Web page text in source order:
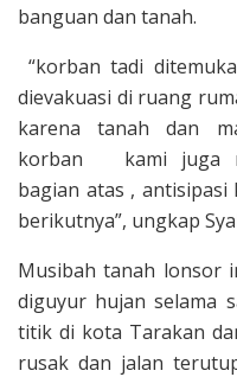
banguan dan tanah.
“korban tadi
dievakuasi di ruang
karena tanah dan
korban kami juga
bagian atas ,
berikutnya”, ungkap
Musibah tanah lonsor
diguyur hujan selama
titik di kota Tarakan
rusak dan jalan